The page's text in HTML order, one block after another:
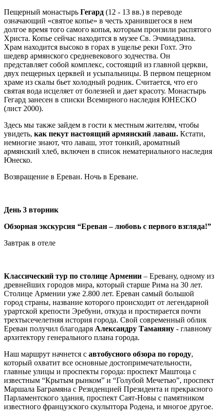
Пещерный монастырь Гегард (12 - 13 вв.) в переводе
означающий «святое копье» в честь хранившегося в нем
долгое время того самого копья, которым пронзили распятого
Христа. Копье сейчас находится в музее Св. Эчмиадзина.
Храм находится высоко в горах в ущелье реки Гохт. Это
шедевр армянского средневекового зодчества. Он
представляет собой комплекс, состоящий из главной церкви,
двух пещерных церквей и усыпальницы. В первом пещерном
храме из скалы бьет холодный родник. Считается, что его
святая вода исцеляет от болезней и дает красоту. Монастырь
Гегард занесен в списки Всемирного наследия ЮНЕСКО
(лист 2000).
Здесь мы также зайдем в гости к местным жителям, чтобы
увидеть, как пекут настоящий армянский лаваш. Кстати,
немногие знают, что лаваш, этот тонкий, ароматный
армянский хлеб, включен в список нематериального наследия
Юнеско.
Возвращение в Ереван. Ночь в Ереване.
День 3 вторник
Обзорная экскурсия “Ереван – любовь с первого взгляда!”
Завтрак в отеле
Классический тур по столице Армении – Еревану, одному из
древнейших городов мира, который старше Рима на 30 лет.
Столице Армении уже 2.800 лет. Ереван самый большой
город страны, название которого происходит от легендарной
урартской крепости Эребуни, откуда и простирается почти
трехтысечелетняя история города. Свой современный облик
Ереван получил благодаря Александру Таманяну - главному
архитектору генерального плана города.
Наш маршрут начнется с автобусного обзора по городу,
который охватит все основные достопримечательности,
главные улицы и проспекты города: проспект Маштоца с
известным “Крытым рынком” и “Голубой Мечетью”, проспект
Маршала Баграмяна с Резиденцией Президента и прекрасного
Парламентского здания, проспект Саят-Новы с памятником
известного французского скульптора Родена, и многое другое.